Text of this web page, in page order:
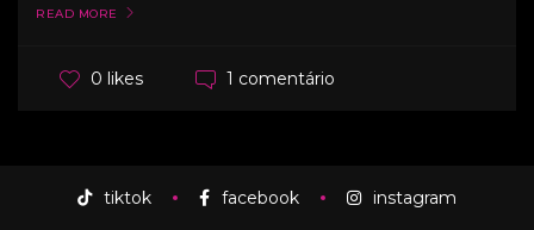
READ MORE
0 likes 1 comentário
tiktok facebook instagram